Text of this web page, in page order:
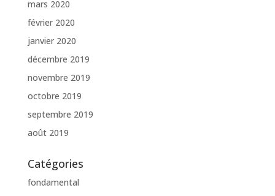
mars 2020
février 2020
janvier 2020
décembre 2019
novembre 2019
octobre 2019
septembre 2019
août 2019
Catégories
fondamental